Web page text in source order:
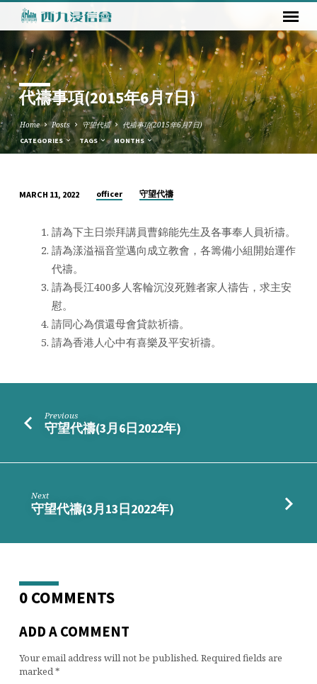
代禱事項(2015年6月7日)
Home Posts 守望代禱 代禱事項(2015年6月7日)
CATEGORIES TAGS MONTHS
(2015
MARCH 11, 2022 officer 守望代禱
請為下主日崇拜講員曹錦能先生及各事奉人員祈禱。
請為漾溢福音堂邁向成立教會，各籌備小組開始運作
代禱。
請為長江400多人客輪沉沒死難者家人禱告，求主安
慰。
請同心為償還母會貸款祈禱。
請為香港人心中有喜樂及平安祈禱。
Previous
守望代禱(3月6日2022年)
Next
守望代禱(3月13日2022年)
0 COMMENTS
ADD A COMMENT
Your email address will not be published. Required fields are
marked*